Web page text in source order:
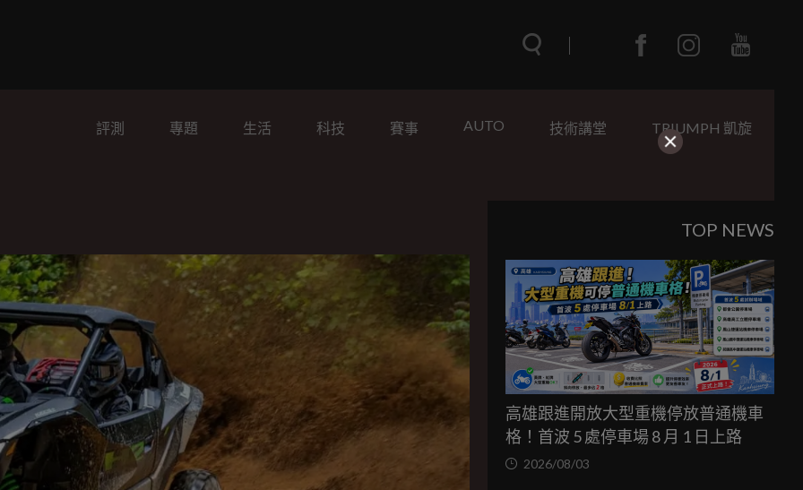
評測 專題 生活 科技 賽事 AUTO 技術講堂 TRIUMPH 凱旋
TOP NEWS
高雄跟進開放大型重機停放普通機車
格！首波 5 處停車場 8 月 1 日上路
2026/08/03